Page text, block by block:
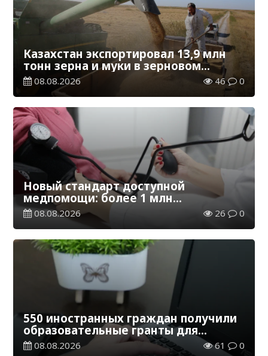
Казахстан экспортировал 13,9 млн
тонн зерна и муки в зерновом
эквиваленте
08.08.2026 46 0
Новый стандарт доступной
медпомощи: более 1 млн
казахстанцев получили
телемедицинские услуги
08.08.2026 26 0
550 иностранных граждан получили
образовательные гранты для
обучения в Казахстане
08.08.2026 61 0